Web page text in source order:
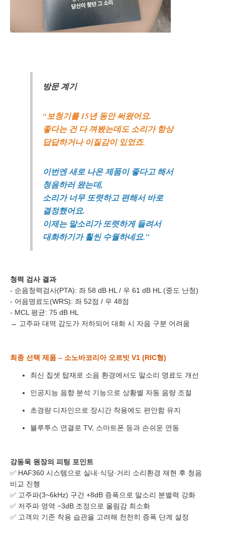
방문 계기
“보청기를 15년 동안 써왔어요.
좋다는 건 다 껴봤는데도 소리가 항상
답답하거나 이질감이 있었죠.
이번엔 새로 나온 제품이 좋다고 해서
청음하러 왔는데,
소리가 너무 또렷하고 편해서 바로
결정했어요.
이제는 말소리가 또렷하게 들려서
대화하기가 훨씬 수월하네요.”
청력 검사 결과
- 순음청력검사(PTA): 좌 58 dB HL / 우 61 dB HL (중도 난청)
- 어음명료도(WRS): 좌 52점 / 우 48점
- MCL 평균: 75 dB HL
→ 고주파 대역 감도가 저하되어 대화 시 자음 구분 어려움
최종 선택 제품 – 소노바코리아 오르빗 V1 (RIC형)
최신 칩셋 탑재로 소음 환경에서도 말소리 명료도 개선
인공지능 음향 분석 기능으로 상황별 자동 음량 조절
초경량 디자인으로 장시간 착용에도 편안함 유지
블루투스 연결로 TV, 스마트폰 등과 손쉬운 연동
강동욱 원장의 피팅 포인트
✅ HAF360 시스템으로 실내·식당·거리 소리환경 재현 후 청음
비교 진행
✅ 고주파(3~6kHz) 구간 +8dB 증폭으로 말소리 분별력 강화
✅ 저주파 영역 −3dB 조정으로 울림감 최소화
✅ 고객의 기존 착용 습관을 고려해 천천히 증폭 단계 설정
바로 예약하기
연락처 - -
센터
예약시간
내용
개인정보 수집, 이용에 동의합니다.